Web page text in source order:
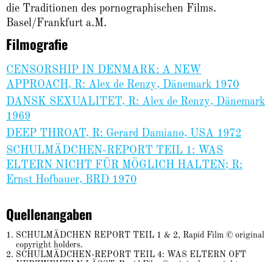
die Traditionen des pornographischen Films.
Basel/Frankfurt a.M.
Filmografie
CENSORSHIP IN DENMARK: A NEW
APPROACH, R: Alex de Renzy, Dänemark 1970
DANSK SEXUALITET, R: Alex de Renzy, Dänemark
1969
DEEP THROAT, R: Gerard Damiano, USA 1972
SCHULMÄDCHEN-REPORT TEIL 1: WAS
ELTERN NICHT FÜR MÖGLICH HALTEN; R:
Ernst Hofbauer, BRD 1970
Quellenangaben
SCHULMÄDCHEN REPORT TEIL 1 & 2, Rapid Film © original
copyright holders.
SCHULMÄDCHEN-REPORT TEIL 4: WAS ELTERN OFT